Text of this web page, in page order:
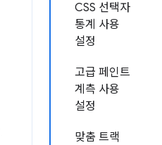
CSS 선택자
통계 사용
설정
고급 페인트
계측 사용
설정
맞춤 트랙